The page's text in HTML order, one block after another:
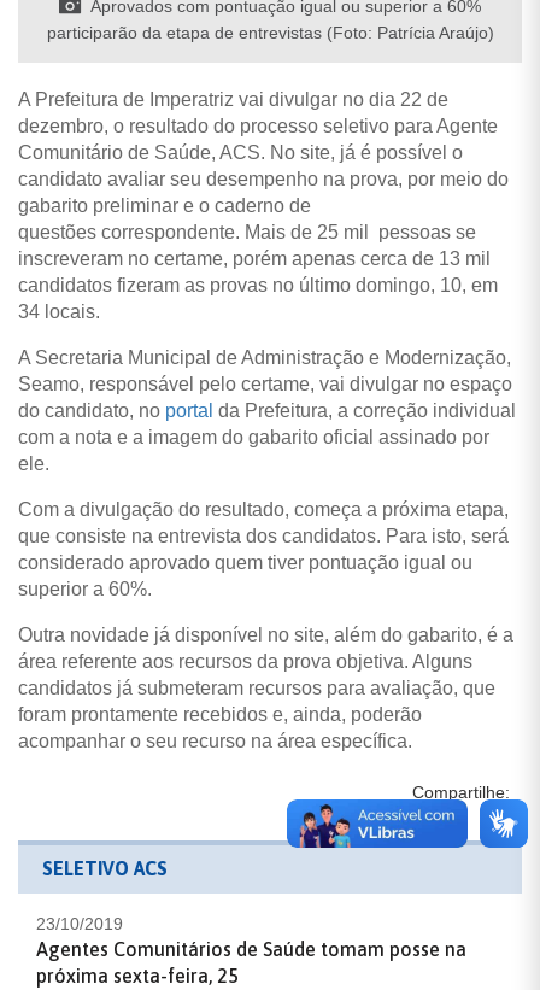
Aprovados com pontuação igual ou superior a 60%
participarão da etapa de entrevistas (Foto: Patrícia Araújo)
A Prefeitura de Imperatriz vai divulgar no dia 22 de
dezembro, o resultado do processo seletivo para Agente
Comunitário de Saúde, ACS. No site, já é possível o
candidato avaliar seu desempenho na prova, por meio do
gabarito preliminar e o caderno de
questões correspondente. Mais de 25 mil pessoas se
inscreveram no certame, porém apenas cerca de 13 mil
candidatos fizeram as provas no último domingo, 10, em
34 locais.
A Secretaria Municipal de Administração e Modernização,
Seamo, responsável pelo certame, vai divulgar no espaço
do candidato, no portal da Prefeitura, a correção individual
com a nota e a imagem do gabarito oficial assinado por
ele.
Com a divulgação do resultado, começa a próxima etapa,
que consiste na entrevista dos candidatos. Para isto, será
considerado aprovado quem tiver pontuação igual ou
superior a 60%.
Outra novidade já disponível no site, além do gabarito, é a
área referente aos recursos da prova objetiva. Alguns
candidatos já submeteram recursos para avaliação, que
foram prontamente recebidos e, ainda, poderão
acompanhar o seu recurso na área específica.
Compartilhe:
SELETIVO ACS
23/10/2019
Agentes Comunitários de Saúde tomam posse na
próxima sexta-feira, 25